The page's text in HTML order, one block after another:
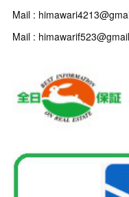
Mail :
Mail :